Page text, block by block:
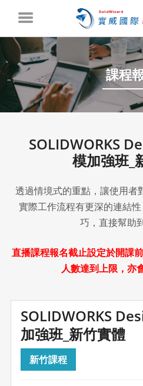
課程
SOLIDWORKS
模加強班_
透過情境式的重點，讓使用者
實際工作流程有更深的連結
巧，直接幫助
直播課程報名截止設定於開課
人數達到上限，亦
SOLIDWORKS
加強班_新竹實體
新竹課程